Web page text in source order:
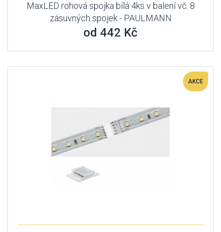
MaxLED rohová spojka bílá 4ks v balení vč. 8
zásuvných spojek - PAULMANN
od 442 Kč
AKCE